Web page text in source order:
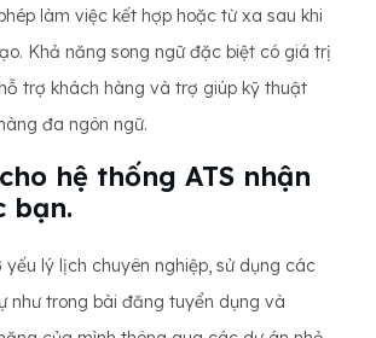
làm việc kết hợp hoặc từ xa sau khi
Khả năng song ngữ đặc biệt có giá trị
trợ khách hàng và trợ giúp kỹ thuật
đa ngôn ngữ.
hệ thống ATS nhận
bạn.
yếu lý lịch chuyên nghiệp, sử dụng các
như trong bài đăng tuyển dụng và